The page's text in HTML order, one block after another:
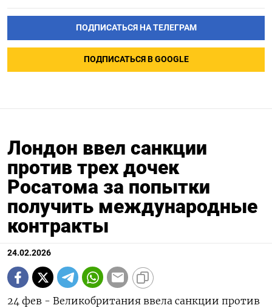
ПОДПИСАТЬСЯ НА ТЕЛЕГРАМ
ПОДПИСАТЬСЯ В GOOGLE
Лондон ввел санкции
против трех дочек
Росатома за попытки
получить международные
контракты
24.02.2026
24 фев - Великобритания ввела санкции против